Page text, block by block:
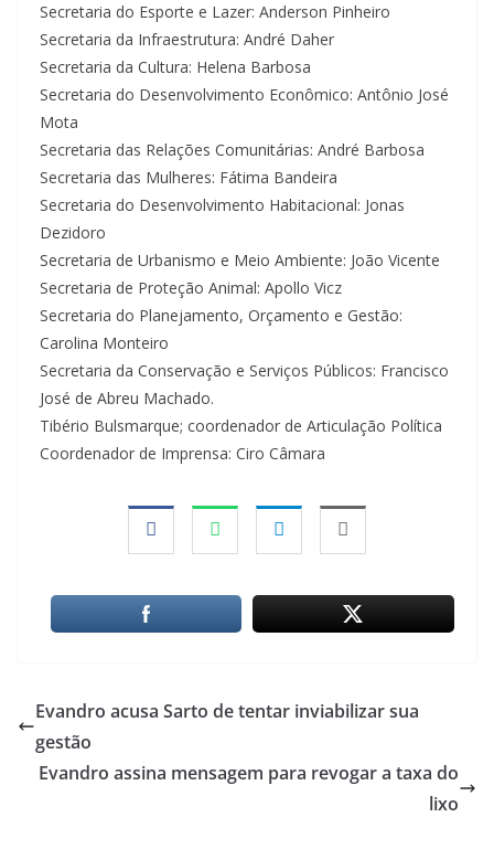
Secretaria do Esporte e Lazer: Anderson Pinheiro
Secretaria da Infraestrutura: André Daher
Secretaria da Cultura: Helena Barbosa
Secretaria do Desenvolvimento Econômico: Antônio José
Mota
Secretaria das Relações Comunitárias: André Barbosa
Secretaria das Mulheres: Fátima Bandeira
Secretaria do Desenvolvimento Habitacional: Jonas
Dezidoro
Secretaria de Urbanismo e Meio Ambiente: João Vicente
Secretaria de Proteção Animal: Apollo Vicz
Secretaria do Planejamento, Orçamento e Gestão:
Carolina Monteiro
Secretaria da Conservação e Serviços Públicos: Francisco
José de Abreu Machado.
Tibério Bulsmarque; coordenador de Articulação Política
Coordenador de Imprensa: Ciro Câmara
Evandro acusa Sarto de tentar inviabilizar sua
gestão
Evandro assina mensagem para revogar a taxa do
lixo